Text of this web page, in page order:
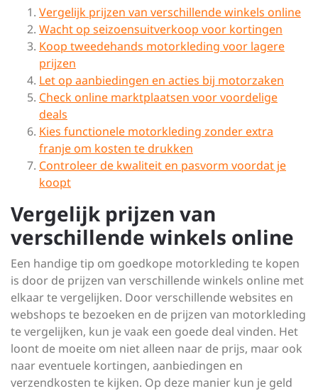
Vergelijk prijzen van verschillende winkels online
Wacht op seizoensuitverkoop voor kortingen
Koop tweedehands motorkleding voor lagere
prijzen
Let op aanbiedingen en acties bij motorzaken
Check online marktplaatsen voor voordelige
deals
Kies functionele motorkleding zonder extra
franje om kosten te drukken
Controleer de kwaliteit en pasvorm voordat je
koopt
Vergelijk prijzen van
verschillende winkels online
Een handige tip om goedkope motorkleding te kopen
is door de prijzen van verschillende winkels online met
elkaar te vergelijken. Door verschillende websites en
webshops te bezoeken en de prijzen van motorkleding
te vergelijken, kun je vaak een goede deal vinden. Het
loont de moeite om niet alleen naar de prijs, maar ook
naar eventuele kortingen, aanbiedingen en
verzendkosten te kijken. Op deze manier kun je geld